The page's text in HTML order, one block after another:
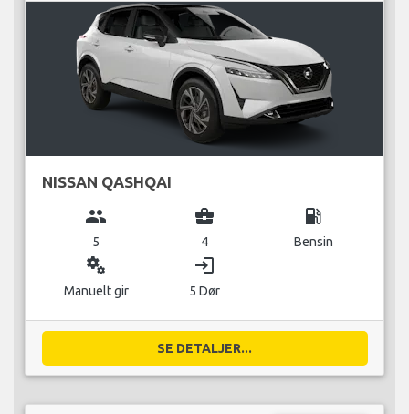
NISSAN QASHQAI
group
5
business_center
4
local_gas_station
Bensin
miscellaneous_services
Manuelt gir
login
5 Dør
SE DETALJER...